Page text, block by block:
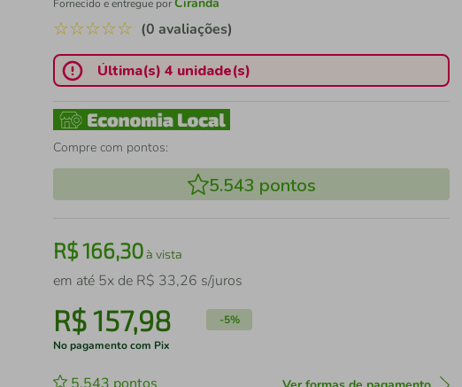
Fornecido e entregue por
☆☆☆☆☆ (0 avaliações)
Última(s) 4 unidade(s)
Compre com pontos:
5.543 pontos
R$166,30à vista
em até 5x de R$ 33,26 s/juros
R$157,98 -5%
No pagamento com Pix